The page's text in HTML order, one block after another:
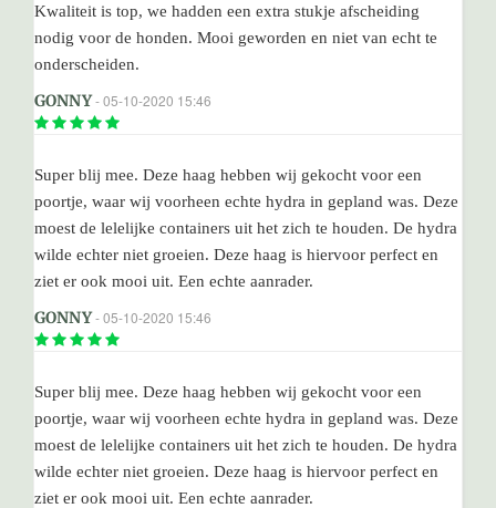
Kwaliteit is top, we hadden een extra stukje afscheiding
nodig voor de honden. Mooi geworden en niet van echt te
onderscheiden.
GONNY- 05-10-2020 15:46
Super blij mee. Deze haag hebben wij gekocht voor een
poortje, waar wij voorheen echte hydra in gepland was. Deze
moest de lelelijke containers uit het zich te houden. De hydra
wilde echter niet groeien. Deze haag is hiervoor perfect en
ziet er ook mooi uit. Een echte aanrader.
GONNY- 05-10-2020 15:46
Super blij mee. Deze haag hebben wij gekocht voor een
poortje, waar wij voorheen echte hydra in gepland was. Deze
moest de lelelijke containers uit het zich te houden. De hydra
wilde echter niet groeien. Deze haag is hiervoor perfect en
ziet er ook mooi uit. Een echte aanrader.